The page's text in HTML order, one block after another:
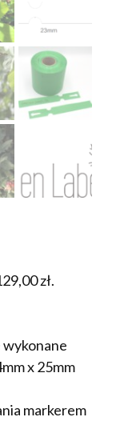
zł.
x 25mm
markerem